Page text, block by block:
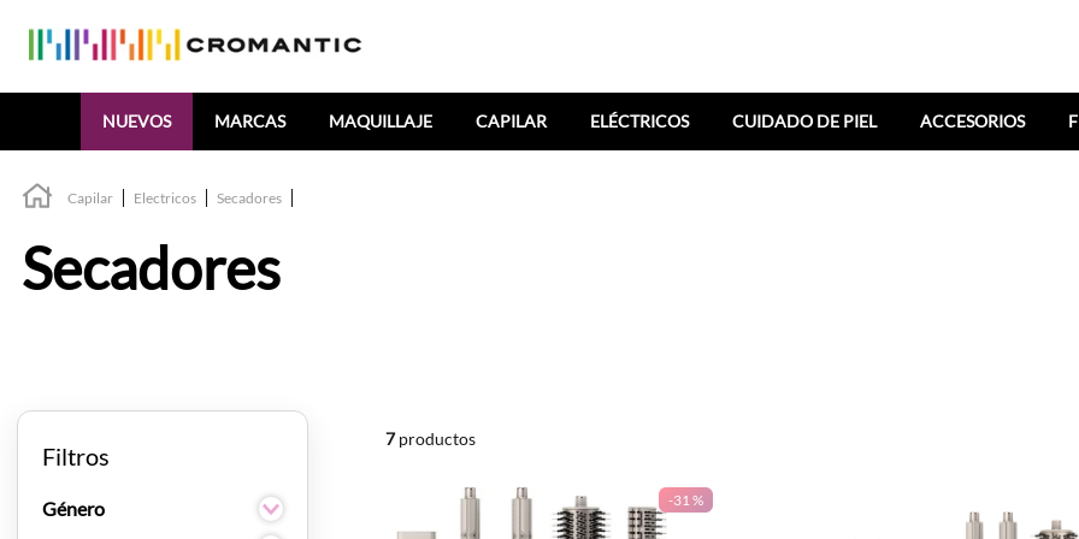
NUEVOS MARCAS MAQUILLAJE CAPILAR ELÉCTRICOS CUIDADO DE PIEL ACCESORIOS
Capilar Electricos Secadores
Secadores
Filtros
Género
7productos
-31 %